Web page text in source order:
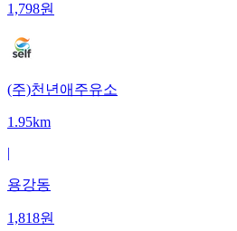
1,798원
(주)천년애주유소
1.95km
|
용강동
1,818원